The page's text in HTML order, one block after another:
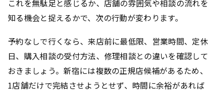
これを無駄足と感じるか、店舗の雰囲気や相談の流れを
知る機会と捉えるかで、次の行動が変わります。
予約なしで行くなら、来店前に最低限、営業時間、定休
日、購入相談の受付方法、修理相談との違いを確認して
おきましょう。新宿には複数の正規店候補があるため、
1店舗だけで完結させようとせず、時間に余裕があれば